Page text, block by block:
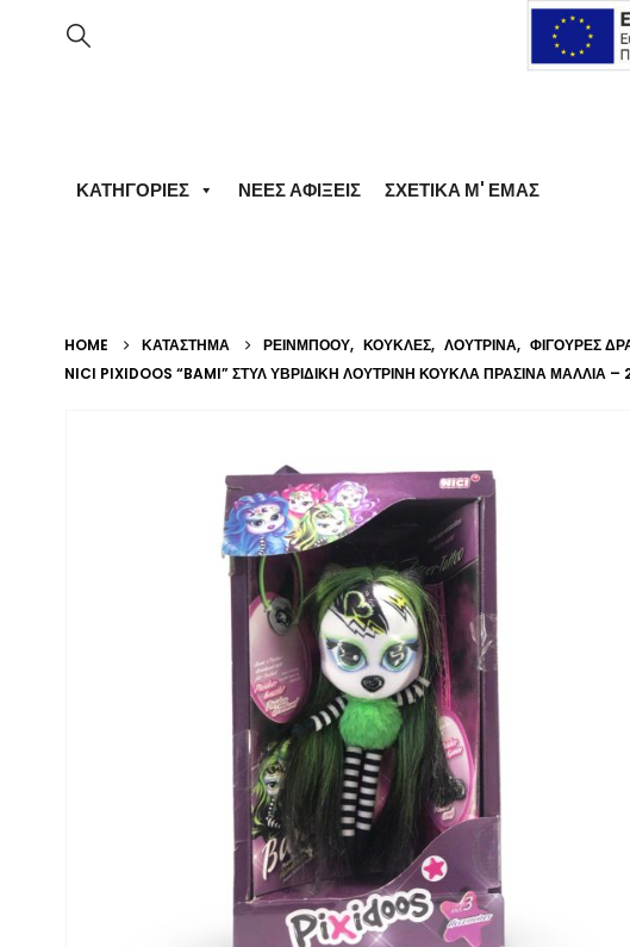
ΚΑΤΗΓΟΡΊΕΣ ΝΈΕΣ ΑΦΊΞΕΙΣ ΣΧΕΤΙΚΆ Μ' ΕΜΆΣ
HOME ΚΑΤΆΣΤΗΜΑ ΡΕΙΝΜΠΟΟΥ, ΚΟΎΚΛΕΣ, ΛΟΎΤΡΙΝΑ, ΦΙΓΟΎΡΕΣ
NICI PIXIDOOS “BAMI” ΣΤΥΛ ΥΒΡΙΔΙΚΉ ΛΟΎΤΡΙΝΗ ΚΟΎΚΛΑ ΠΡΆΣΙΝΑ ΜΑΛΛΙΆ –